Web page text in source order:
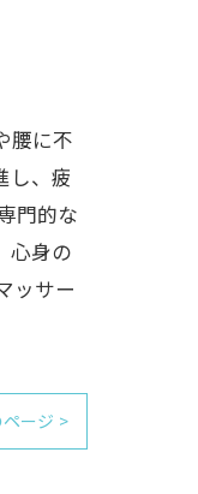
腰に不
し、疲
門的な
心身の
ッサー
ージ >